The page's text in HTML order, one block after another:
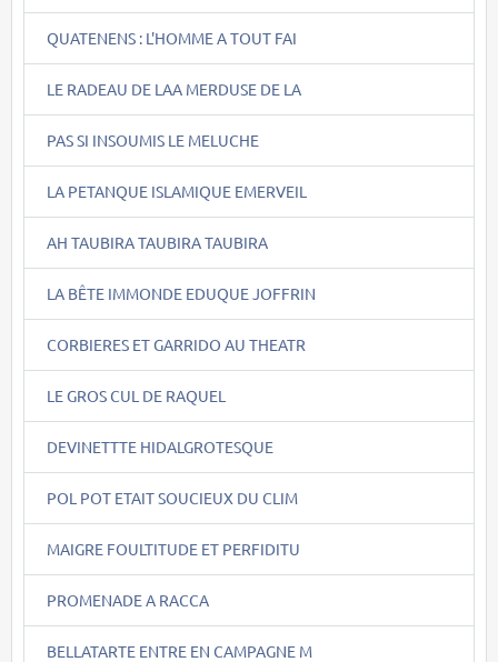
QUATENENS : L'HOMME A TOUT FAI
LE RADEAU DE LAA MERDUSE DE LA
PAS SI INSOUMIS LE MELUCHE
LA PETANQUE ISLAMIQUE EMERVEIL
AH TAUBIRA TAUBIRA TAUBIRA
LA BÊTE IMMONDE EDUQUE JOFFRIN
CORBIERES ET GARRIDO AU THEATR
LE GROS CUL DE RAQUEL
DEVINETTTE HIDALGROTESQUE
POL POT ETAIT SOUCIEUX DU CLIM
MAIGRE FOULTITUDE ET PERFIDITU
PROMENADE A RACCA
BELLATARTE ENTRE EN CAMPAGNE M